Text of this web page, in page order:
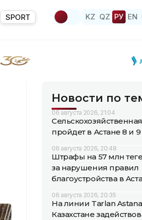
SPORT KZ QZ РУ EN
Новости по
06 августа 2026, 21:04
пройдет в Астане 8 и 9
06 августа 2026, 20:48
Штрафы на 57 млн
за нарушения правил
благоустройства в
06 августа 2026, 20:35
На линии Tarlan
Казахстане